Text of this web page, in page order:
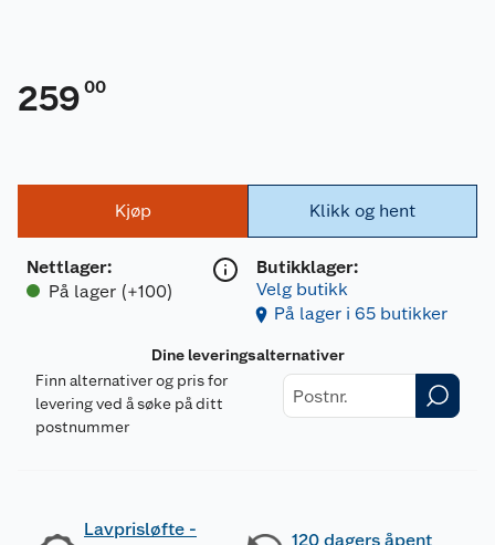
259 00
Kjøp
Nettlager:
På lager (+100)
Klikk og hent
Butikklager:
Velg butikk
På lager i 65 butikker
Dine leveringsalternativer
Finn alternativer og pris for
levering ved å søke på ditt
postnummer
Lavprisløfte -
120 dagers åpent